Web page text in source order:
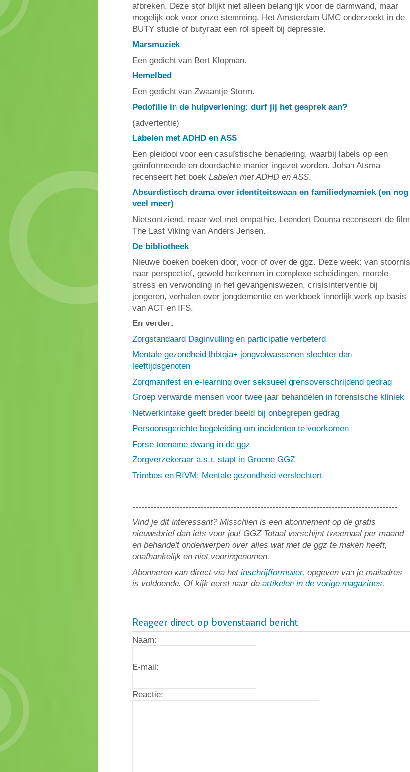
afbreken. Deze stof blijkt niet alleen belangrijk voor de darmwand, maar
mogelijk ook voor onze stemming. Het Amsterdam UMC onderzoekt in de
BUTY studie of butyraat een rol speelt bij depressie.
Marsmuziek
Een gedicht van Bert Klopman.
Hemelbed
Een gedicht van Zwaantje Storm.
Pedofilie in de hulpverlening: durf jij het gesprek aan?
(advertentie)
Labelen met ADHD en ASS
Een pleidooi voor een casuïstische benadering, waarbij labels op een
geïnformeerde en doordachte manier ingezet worden. Johan Atsma
recenseert het boek Labelen met ADHD en ASS.
Absurdistisch drama over identiteitswaan en familiedynamiek (en nog
veel meer)
Nietsontziend, maar wel met empathie. Leendert Douma recenseert de film
The Last Viking van Anders Jensen.
De bibliotheek
Nieuwe boeken boeken door, voor of over de ggz. Deze week: van stoornis
naar perspectief, geweld herkennen in complexe scheidingen, morele
stress en verwonding in het gevangeniswezen, crisisinterventie bij
jongeren, verhalen over jongdementie en werkboek innerlijk werk op basis
van ACT en IFS.
En verder:
Zorgstandaard Daginvulling en participatie verbeterd
Mentale gezondheid lhbtqia+ jongvolwassenen slechter dan
leeftijdsgenoten
Zorgmanifest en e-learning over seksueel grensoverschrijdend gedrag
Groep verwarde mensen voor twee jaar behandelen in forensische kliniek
Netwerkintake geeft breder beeld bij onbegrepen gedrag
Persoonsgerichte begeleiding om incidenten te voorkomen
Forse toename dwang in de ggz
Zorgverzekeraar a.s.r. stapt in Groene GGZ
Trimbos en RIVM: Mentale gezondheid verslechtert
-----------------------------------------------------------------------------------------
Vind je dit interessant? Misschien is een abonnement op de gratis
nieuwsbrief dan iets voor jou! GGZ Totaal verschijnt tweemaal per maand
en behandelt onderwerpen over alles wat met de ggz te maken heeft,
onafhankelijk en niet vooringenomen.
Abonneren kan direct via het inschrijfformulier, opgeven van je mailadres
is voldoende. Of kijk eerst naar de artikelen in de vorige magazines.
Reageer direct op bovenstaand bericht
Naam:
E-mail:
Reactie: